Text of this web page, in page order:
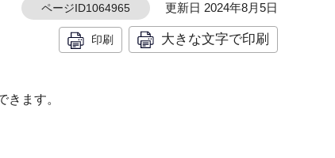
ページID1064965 更新日 2024年8月5日
印刷 大きな文字で印刷
ます。